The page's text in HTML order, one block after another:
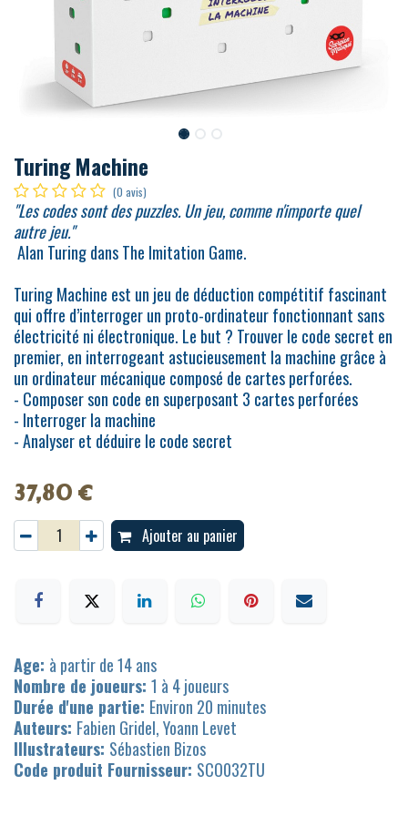
Turing Machine
(0 avis)
"Les codes sont des puzzles. Un jeu, comme n'importe quel
autre jeu."
​ Alan Turing dans The Imitation Game.
Turing Machine est un jeu de déduction compétitif fascinant
qui offre d’interroger un proto-ordinateur fonctionnant sans
électricité ni électronique. Le but ? Trouver le code secret en
premier, en interrogeant astucieusement la machine grâce à
un ordinateur mécanique composé de cartes perforées.
- Composer son code en superposant 3 cartes perforées
- Interroger la machine
- Analyser et déduire le code secret
37,80€
Ajouter au panier
Age: à partir de 14 ans
Nombre de joueurs: 1 à 4 joueurs
Durée d'une partie: Environ 20 minutes
Auteurs: Fabien Gridel, Yoann Levet
Illustrateurs: Sébastien Bizos
Code produit Fournisseur: SCO032TU